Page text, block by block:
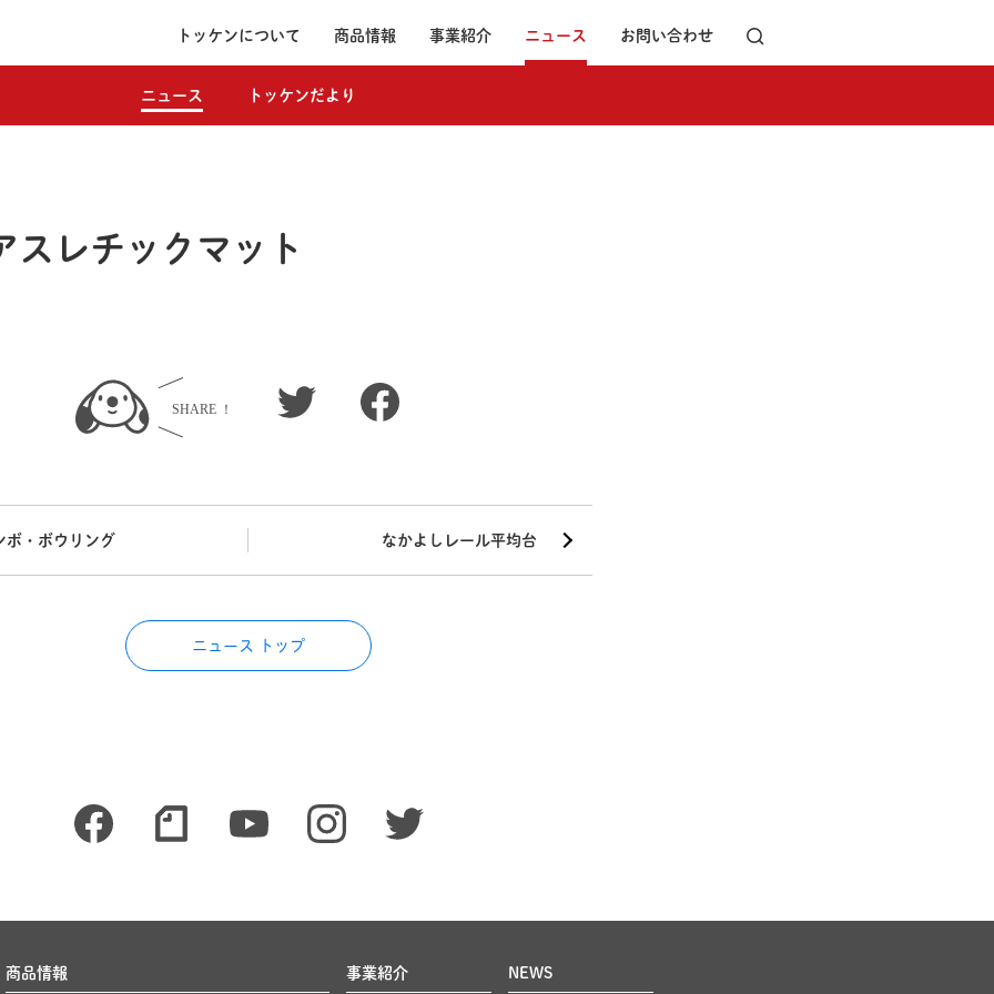
トッケンについて 商品情報 事業紹介 ニュース
ニュース トッケンだより
お問い合わせ
スレチックマット
ボ・ボウリング なかよしレール平均台
ニュース トップ
商品情報 事業紹介 NEWS